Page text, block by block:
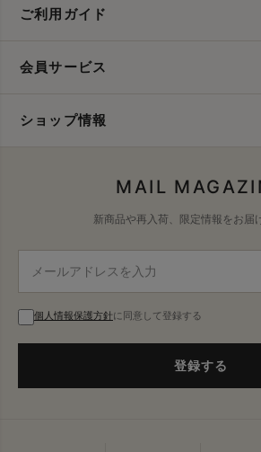
ご利用ガイド
会員サービス
ショップ情報
MAIL
新商品や再入荷、限定情報をお届
個人情報保護方針に同意して登録する
登録する